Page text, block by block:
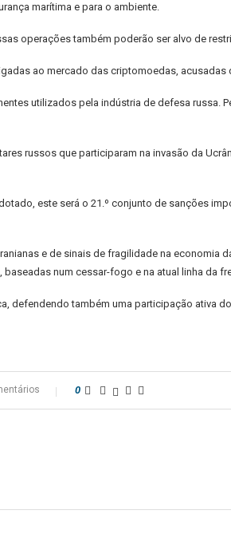
marítima e para o ambiente.
operações também poderão ser alvo de
ao mercado das criptomoedas, acusadas
utilizados pela indústria de defesa russa.
russos que participaram na invasão da
este será o 21.º conjunto de sanções
e de sinais de fragilidade na economia
num cessar-fogo e na atual linha da
defendendo também uma participação ativa
0